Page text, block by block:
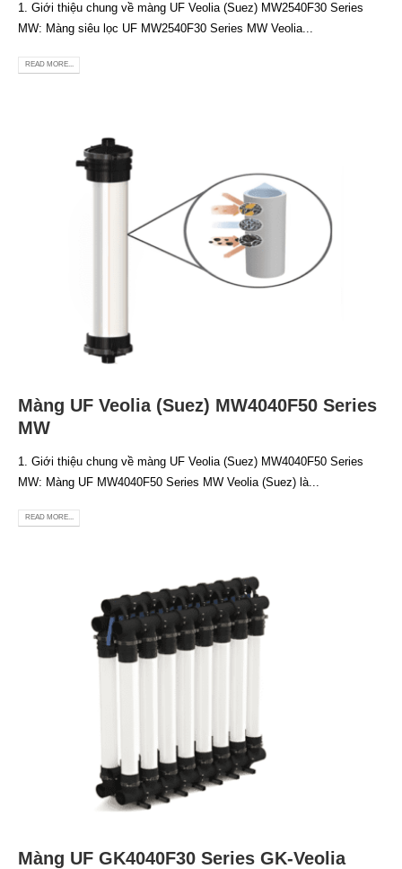
1. Giới thiệu chung về màng UF Veolia (Suez) MW2540F30 Series
MW: Màng siêu lọc UF MW2540F30 Series MW Veolia...
READ MORE...
Màng UF Veolia (Suez) MW4040F50 Series
MW
1. Giới thiệu chung về màng UF Veolia (Suez) MW4040F50 Series
MW: Màng UF MW4040F50 Series MW Veolia (Suez) là...
READ MORE...
Màng UF GK4040F30 Series GK-Veolia